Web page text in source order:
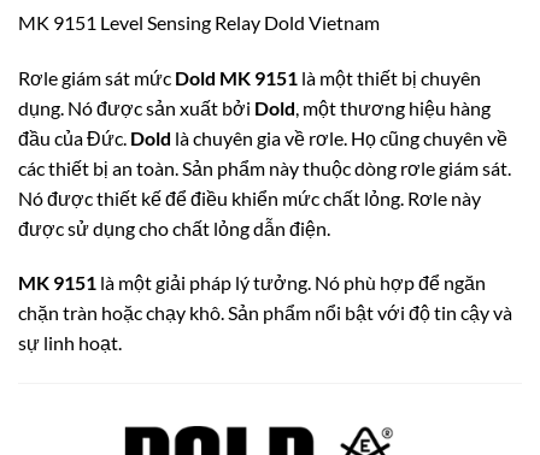
MK 9151 Level Sensing Relay Dold Vietnam
Rơle giám sát mức Dold MK 9151 là một thiết bị chuyên
dụng. Nó được sản xuất bởi Dold , một thương hiệu hàng
đầu của Đức. Dold là chuyên gia về rơle. Họ cũng chuyên về
các thiết bị an toàn. Sản phẩm này thuộc dòng rơle giám sát.
Nó được thiết kế để điều khiển mức chất lỏng. Rơle này
được sử dụng cho chất lỏng dẫn điện.
MK 9151 là một giải pháp lý tưởng. Nó phù hợp để ngăn
chặn tràn hoặc chạy khô.Sản phẩm nổi bật với độ tin cậy và
sự linh hoạt.